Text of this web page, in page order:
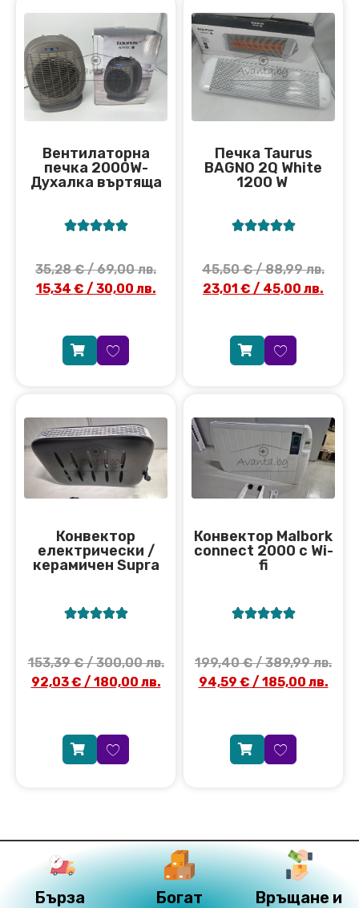
Вентилаторна
печка 2000W-
Духалка въртяща

35,28€/ 69,00 лв.
15,34 € / 30,00 лв.
Печка Taurus
BAGNO 2Q White
1200 W

45,50€/ 88,99 лв.
23,01 € / 45,00 лв.
Конвектор
електрически /
керамичен Supra

153,39€/ 300,00 лв.
92,03€ / 180,00 лв.
Конвектор Malbork
connect 2000 с Wi-
fi

199,40€/ 389,99 лв.
94,59 € / 185,00 лв.
Бърза
Богат
Връщане и